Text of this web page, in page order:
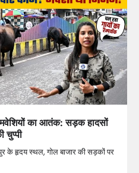
मवेशियों का आतंक: सड़क हादसों
चुप्पी
के हृदय स्थल, गोल बाजार की सड़कों पर